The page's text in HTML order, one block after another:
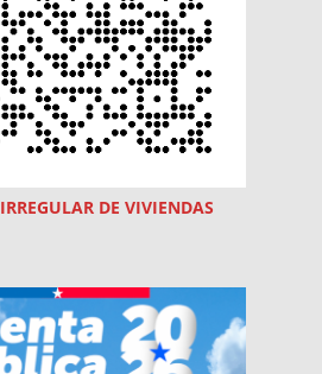
IRREGULAR DE VIVIENDAS